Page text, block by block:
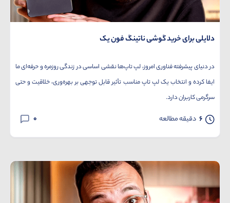
دلایلی برای خرید گوشی ناتینگ فون یک
در دنیای پیشرفته فناوری امروز، لپ تاپ‌ها نقشی اساسی در زندگی روزمره و حرفه‌ای ما
ایفا کرده و انتخاب یک لپ تاپ مناسب تأثیر قابل توجهی بر بهره‌وری، خلاقیت و حتی
سرگرمی کاربران دارد.
6 دقیقه مطالعه 0